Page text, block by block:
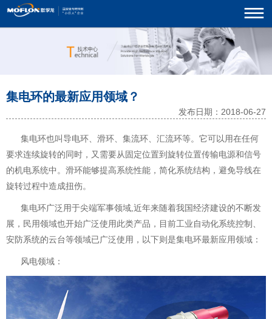
集电环的最新应用领域？
发布日期：2018-06-27
集电环也叫 导电环 滑环 集流环 汇流环等。它可以用在任何
要求连续旋转的同时，又需要从固定位置到旋转位置传输电源和信号
的机电系统中。滑环能够提高系统性能，简化系统结构，避免导线在
旋转过程中造成扭伤。
集电环广泛用于尖端军事领域,近年来随着我国经济建设的不断发
展，民用领域也开始广泛使用此类产品，目前工业自动化系统控制、
安防系统的云台等领域已广泛使用，以下则是集电环最新应用领域：
风电领域：